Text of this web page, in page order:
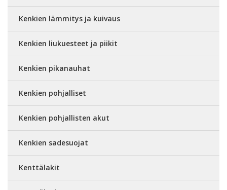
Kenkien lämmitys ja kuivaus
Kenkien liukuesteet ja piikit
Kenkien pikanauhat
Kenkien pohjalliset
Kenkien pohjallisten akut
Kenkien sadesuojat
Kenttälakit